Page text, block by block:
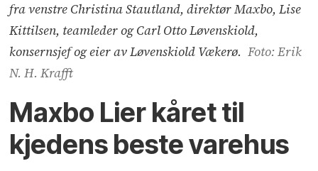
fra venstre Christina Stautland, direktør Maxbo, Lise
Kittilsen, teamleder og Carl Otto Løvenskiold,
konsernsjef og eier av Løvenskiold Vækerø. Foto: Erik
N. H. Krafft
Maxbo Lier kåret til
kjedens beste varehus